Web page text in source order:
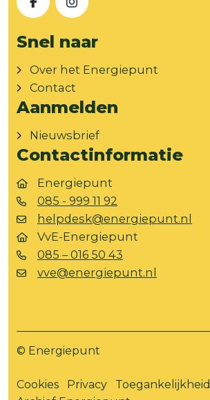
FacebookInstagram
Snel naar
Over het Energiepunt
Contact
Aanmelden
Nieuwsbrief
Contactinformatie
Energiepunt
085 - 999 11 92
helpdesk@energiepunt.nl
VvE-Energiepunt
085 – 016 50 43
vve@energiepunt.nl
© Energiepunt
Cookies Privacy
Toegankelijkheid